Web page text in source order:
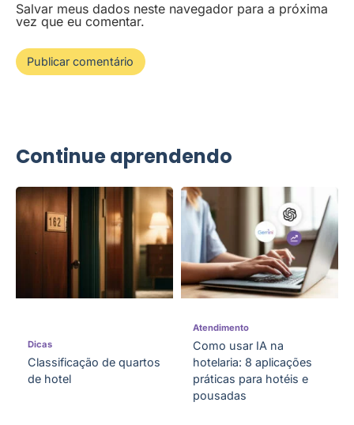
Salvar meus dados neste navegador para a próxima
vez que eu comentar.
Continue aprendendo
Dicas
Classificação de quartos
de hotel
Atendimento
Como usar IA na
hotelaria: 8 aplicações
práticas para hotéis e
pousadas